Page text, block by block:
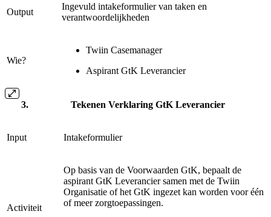
Output
Ingevuld intakeformulier van taken en
verantwoordelijkheden
Wie?
Twiin Casemanager
Aspirant GtK Leverancier
Tekenen Verklaring GtK Leverancier
Input Intakeformulier
Activiteit
Op basis van de Voorwaarden GtK, bepaalt de
aspirant GtK Leverancier samen met de Twiin
Organisatie of het GtK ingezet kan worden voor één
of meer zorgtoepassingen.